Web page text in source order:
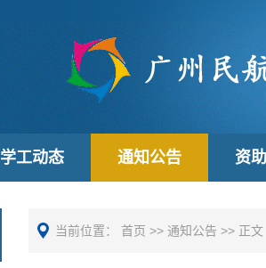
学工动态 通知公告 资
当前位置： 首页 >> 通知公告 >> 正文